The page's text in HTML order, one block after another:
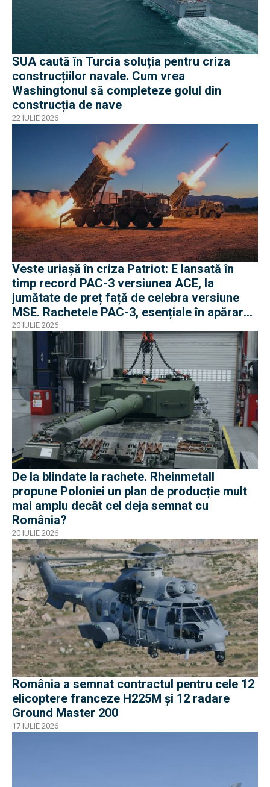
SUA caută în Turcia soluția pentru criza
construcțiilor navale. Cum vrea
Washingtonul să completeze golul din
construcția de nave
22 IULIE 2026
Veste uriașă în criza Patriot: E lansată în
timp record PAC-3 versiunea ACE, la
jumătate de preț față de celebra versiune
MSE. Rachetele PAC-3, esențiale în apărarea
antibalistică
20 IULIE 2026
De la blindate la rachete. Rheinmetall
propune Poloniei un plan de producție mult
mai amplu decât cel deja semnat cu
România?
20 IULIE 2026
România a semnat contractul pentru cele 12
elicoptere franceze H225M și 12 radare
Ground Master 200
17 IULIE 2026